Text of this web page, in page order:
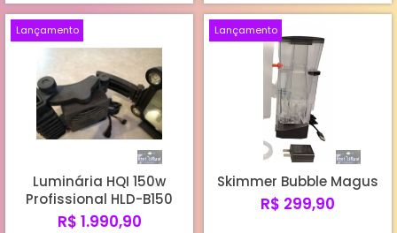
Lançamento
Luminária HQI 150w
Profissional HLD-B150
R$ 1.990,90
Lançamento
Skimmer Bubble Magus
R$ 299,90